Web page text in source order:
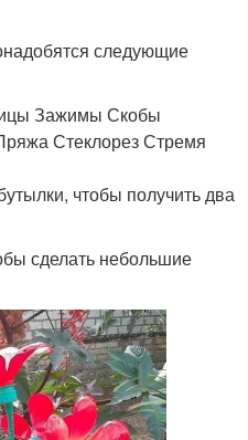
следующие
Зажимы Скобы
Стеклорез Стремя
чтобы получить два
сделать небольшие